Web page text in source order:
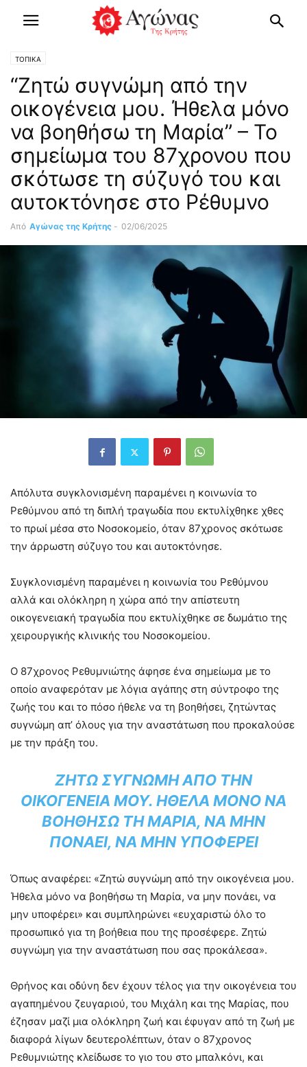
ΤΟΠΙΚΑ
“Ζητώ συγνώμη από την
οικογένεια μου. Ήθελα μόνο
να βοηθήσω τη Μαρία” – Το
σημείωμα του 87χρονου που
σκότωσε τη σύζυγό του και
αυτοκτόνησε στο Ρέθυμνο
Από Αγώνας της Κρήτης - 02/06/2025
Απόλυτα συγκλονισμένη παραμένει η κοινωνία το
Ρεθύμνου από τη διπλή τραγωδία που εκτυλίχθηκε χθες
το πρωί μέσα στο Νοσοκομείο, όταν 87χρονος σκότωσε
την άρρωστη σύζυγο του και αυτοκτόνησε.
Συγκλονισμένη παραμένει η κοινωνία του Ρεθύμνου
αλλά και ολόκληρη η χώρα από την απίστευτη
οικογενειακή τραγωδία που εκτυλίχθηκε σε δωμάτιο της
χειρουργικής κλινικής του Νοσοκομείου.
Ο 87χρονος Ρεθυμνιώτης άφησε ένα σημείωμα με το
οποίο αναφερόταν με λόγια αγάπης στη σύντροφο της
ζωής του και το πόσο ήθελε να τη βοηθήσει, ζητώντας
συγνώμη απ’ όλους για την αναστάτωση που προκαλούσε
με την πράξη του.
ΖΗΤΏ ΣΥΓΝΏΜΗ ΑΠΌ ΤΗΝ
ΟΙΚΟΓΈΝΕΙΑ ΜΟΥ. ΉΘΕΛΑ ΜΌΝΟ ΝΑ
ΒΟΗΘΉΣΩ ΤΗ ΜΑΡΊΑ, ΝΑ ΜΗΝ
ΠΟΝΆΕΙ, ΝΑ ΜΗΝ ΥΠΟΦΈΡΕΙ
Όπως αναφέρει: «Ζητώ συγνώμη από την οικογένεια μου.
Ήθελα μόνο να βοηθήσω τη Μαρία, να μην πονάει, να
μην υποφέρει» και συμπληρώνει «ευχαριστώ όλο το
προσωπικό για τη βοήθεια που της προσέφερε. Ζητώ
συγνώμη για την αναστάτωση που σας προκάλεσα».
Θρήνος και οδύνη δεν έχουν τέλος για την οικογένεια του
αγαπημένου ζευγαριού, του Μιχάλη και της Μαρίας, που
έζησαν μαζί μια ολόκληρη ζωή και έφυγαν από τη ζωή με
διαφορά λίγων δευτερολέπτων, όταν ο 87χρονος
Ρεθυμνιώτης κλείδωσε το γιο του στο μπαλκόνι, και